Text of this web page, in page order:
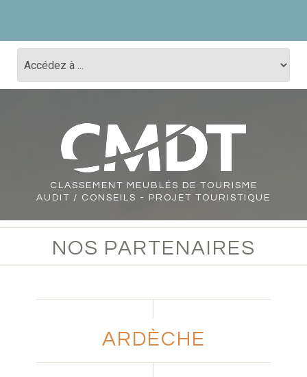
CLASSEMENT
MEUBLÉS DE TOURISME
AUDIT / CONSEILS - PROJET TOURISTIQUE
NOS PARTENAIRES
ARDÈCHE